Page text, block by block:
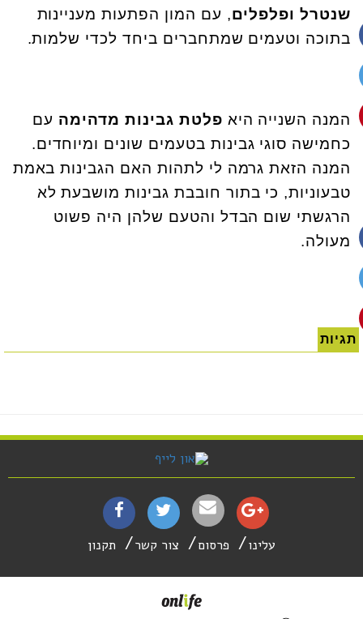
שנטרל ופלפלים, עם המון הפתעות מעניינות
בתוכה וטעמים שמתחברים ביחד לכדי שלמות.
המנה השנייה היא פלטת גבינות מדהימה עם
כחמישה סוגי גבינות בטעמים שונים ומיוחדים.
המנה הזאת גרמה לי לתהות האם הגבינות באמת
טבעוניות, כי בתור חובבת גבינות מושבעת לא
הרגשתי שום הבדל והטעם שלהן היה פשוט
מעולה.
תגיות
עלינו פרסום צור קשר תקנון